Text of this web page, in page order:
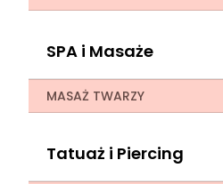
SPA i Masaże
MASAŻ TWARZY
Tatuaż i Piercing